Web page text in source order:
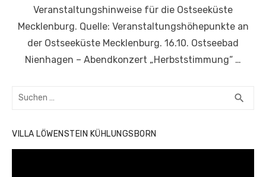
Veranstaltungshinweise für die Ostseeküste
Mecklenburg. Quelle: Veranstaltungshöhepunkte an
der Ostseeküste Mecklenburg. 16.10. Ostseebad
Nienhagen – Abendkonzert „Herbststimmung“ …
Suchen
search
VILLA LÖWENSTEIN KÜHLUNGSBORN